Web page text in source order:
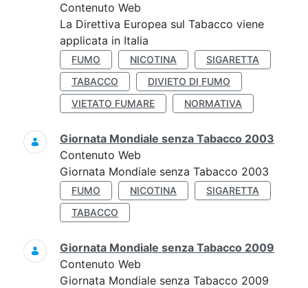
Contenuto Web
La Direttiva Europea sul Tabacco viene
applicata in Italia
FUMO NICOTINA
SIGARETTA
TABACCO
DIVIETO DI FUMO
VIETATO FUMARE
NORMATIVA
Giornata Mondiale senza Tabacco 2003
Contenuto Web
Giornata Mondiale senza Tabacco 2003
FUMO NICOTINA
SIGARETTA
TABACCO
Giornata Mondiale senza Tabacco 2009
Contenuto Web
Giornata Mondiale senza Tabacco 2009